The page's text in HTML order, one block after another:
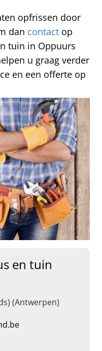
opfrissen door
dan contact op
tuin in Oppuurs
u graag verder
en een offerte op
en tuin
(Antwerpen)